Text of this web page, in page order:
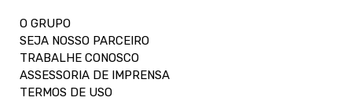
O GRUPO
SEJA NOSSO PARCEIRO
TRABALHE CONOSCO
ASSESSORIA DE IMPRENSA
TERMOS DE USO